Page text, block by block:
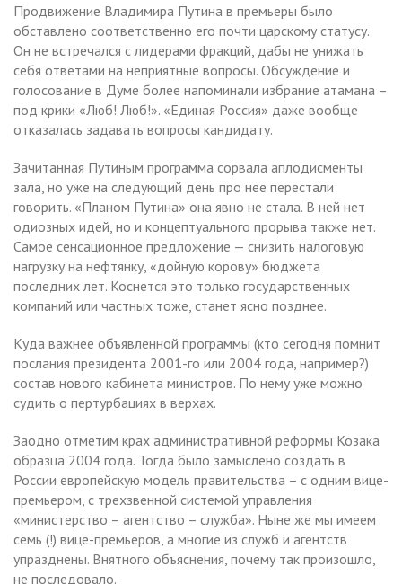
Продвижение Владимира Путина в премьеры было
обставлено соответственно его почти царскому статусу.
Он не встречался с лидерами фракций, дабы не унижать
себя ответами на неприятные вопросы. Обсуждение и
голосование в Думе более напоминали избрание атамана –
под крики «Люб! Люб!». «Единая Россия» даже вообще
отказалась задавать вопросы кандидату.
Зачитанная Путиным программа сорвала аплодисменты
зала, но уже на следующий день про нее перестали
говорить. «Планом Путина» она явно не стала. В ней нет
одиозных идей, но и концептуального прорыва также нет.
Самое сенсационное предложение — снизить налоговую
нагрузку на нефтянку, «дойную корову» бюджета
последних лет. Коснется это только государственных
компаний или частных тоже, станет ясно позднее.
Куда важнее объявленной программы (кто сегодня помнит
послания президента 2001-го или 2004 года, например?)
состав нового кабинета министров. По нему уже можно
судить о пертурбациях в верхах.
Заодно отметим крах административной реформы Козака
образца 2004 года. Тогда было замыслено создать в
России европейскую модель правительства – с одним вице-
премьером, с трехзвенной системой управления
«министерство – агентство – служба». Ныне же мы имеем
семь (!) вице-премьеров, а многие из служб и агентств
упразднены. Внятного объяснения, почему так произошло,
не последовало.